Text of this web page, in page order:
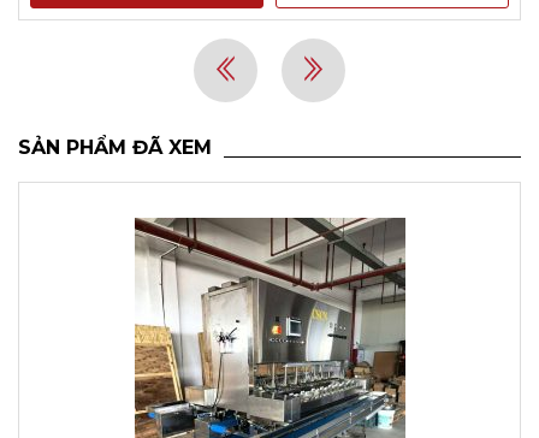
SẢN PHẨM ĐÃ XEM